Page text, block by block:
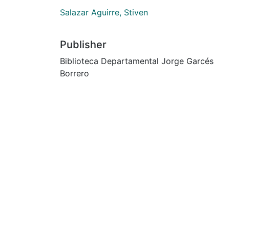
Salazar Aguirre, Stiven
Publisher
Biblioteca Departamental Jorge Garcés
Borrero